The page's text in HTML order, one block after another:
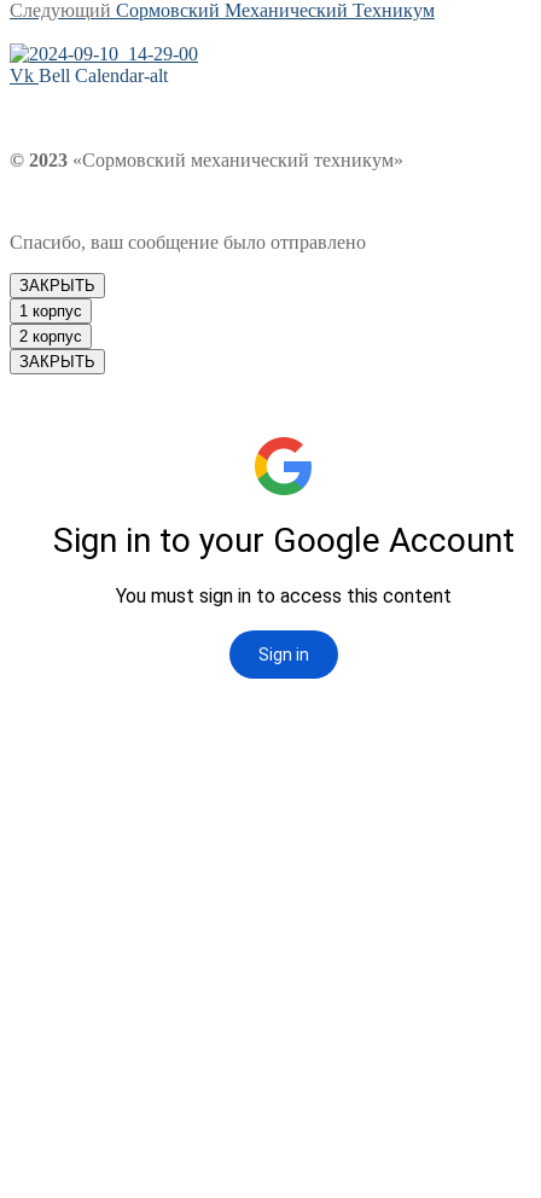
по
записям
запись:
Следующий Следующая
Сормовский Механический Техникум
Vk Bell Calendar-alt
© 2023 «Сормовский механический техникум»
Спасибо, ваш сообщение было отправлено
ЗАКРЫТЬ
1 корпус
2 корпус
ЗАКРЫТЬ